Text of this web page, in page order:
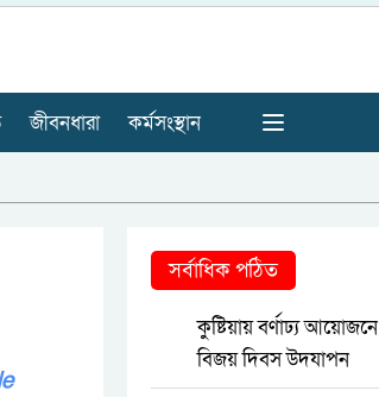
জীবনধারা
কর্মসংস্থান
সর্বাধিক পঠিত
কুষ্টিয়ায় বর্ণাঢ্য আয়োজনে
বিজয় দিবস উদযাপন